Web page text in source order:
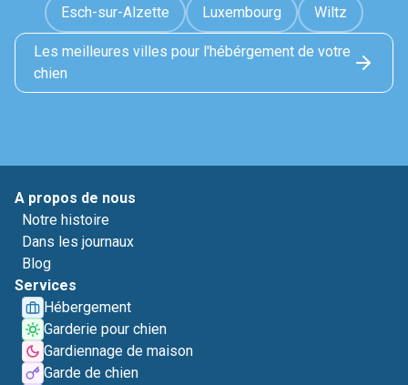
Esch-sur-Alzette Luxembourg Wiltz
Les meilleures villes pour l'hébérgement de votre
chien
A propos de nous
Notre histoire
Dans les journaux
Blog
Services
Hébergement
Garderie pour chien
Gardiennage de maison
Garde de chien